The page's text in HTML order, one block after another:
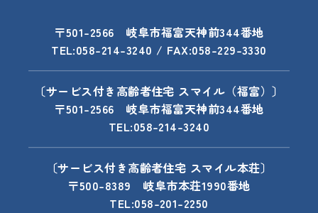
〒501-2566 岐阜市福富天神前344番地
TEL:058-214-3240 / FAX:058-229-3330
〔サービス付き高齢者住宅 スマイル（福富）〕
〒501-2566 岐阜市福富天神前344番地
TEL:058-214-3240
〔サービス付き高齢者住宅 スマイル本荘〕
〒500-8389 岐阜市本荘1990番地
TEL:058-201-2250